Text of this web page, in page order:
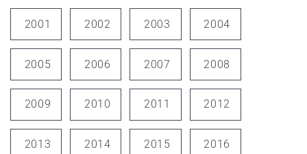
2001 2002 2003 2004
2005 2006 2007 2008
2009 2010 2011 2012
2013 2014 2015 2016